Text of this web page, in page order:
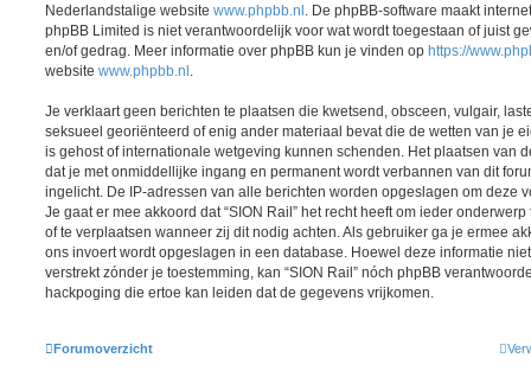
Nederlandstalige website www.phpbb.nl . De phpBB-software maakt
phpBB Limited is niet verantwoordelijk voor wat wordt toegestaan of juist
en/of gedrag. Meer informatie over phpBB kun je vinden op https://
website www.phpbb.nl
Je verklaart geen berichten te plaatsen die kwetsend, obsceen, vulgair,
seksueel georiënteerd of enig ander materiaal bevat die de wetten van je
is gehost of internationale wetgeving kunnen schenden. Het plaatsen van
dat je met onmiddellijke ingang en permanent wordt verbannen van dit
ingelicht. De IP-adressen van alle berichten worden opgeslagen om deze
Je gaat er mee akkoord dat “SION Rail” het recht heeft om ieder
of te verplaatsen wanneer zij dit nodig achten. Als gebruiker ga je ermee
ons invoert wordt opgeslagen in een database. Hoewel deze informatie
verstrekt zónder je toestemming, kan “SION Rail” nóch phpBB
hackpoging die ertoe kan leiden dat de gegevens vrijkomen.
Forumoverzicht